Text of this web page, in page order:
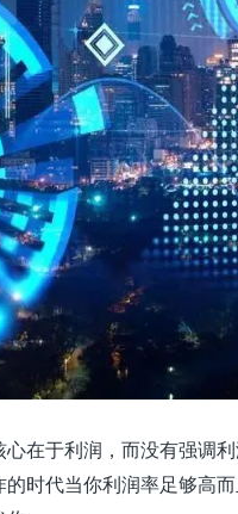
在于利润，而没有强调
时代当你利润率足够高